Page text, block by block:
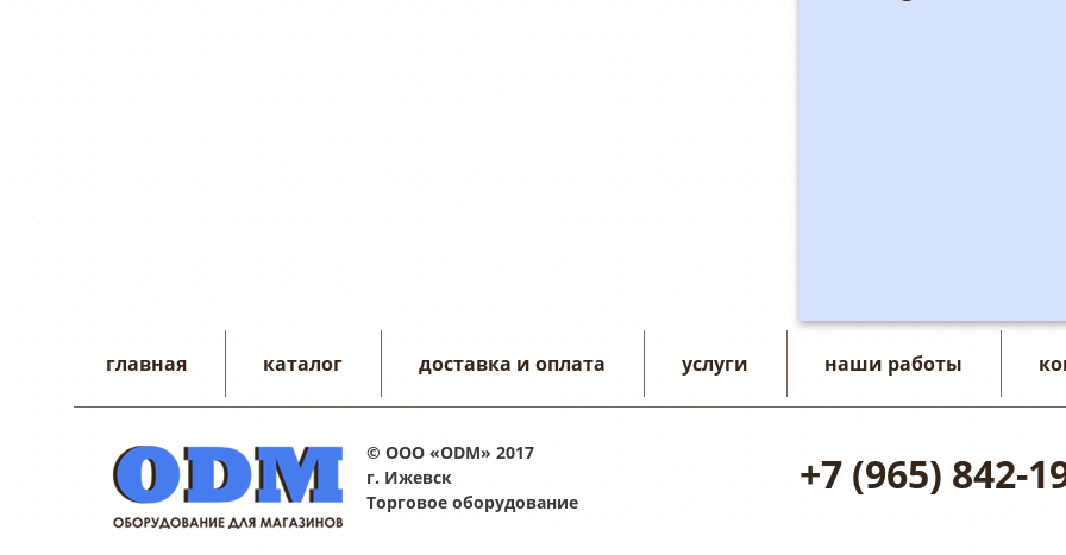
главная каталог доставка и оплата услуги наши работы
© ООО «ODM» 2017
г. Ижевск
Торговое оборудование
+7 (965) 842-